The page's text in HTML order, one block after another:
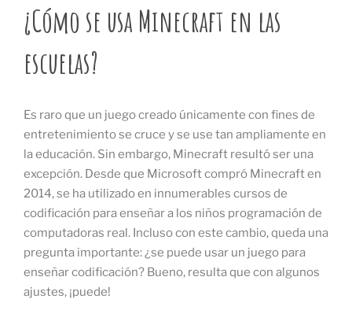
¿Cómo se usa Minecraft en las
escuelas?
Es raro que un juego creado únicamente con fines de
entretenimiento se cruce y se use tan ampliamente en
la educación. Sin embargo, Minecraft resultó ser una
excepción. Desde que Microsoft compró Minecraft en
2014, se ha utilizado en innumerables cursos de
codificación para enseñar a los niños programación de
computadoras real. Incluso con este cambio, queda una
pregunta importante: ¿se puede usar un juego para
enseñar codificación? Bueno, resulta que con algunos
ajustes, ¡puede!